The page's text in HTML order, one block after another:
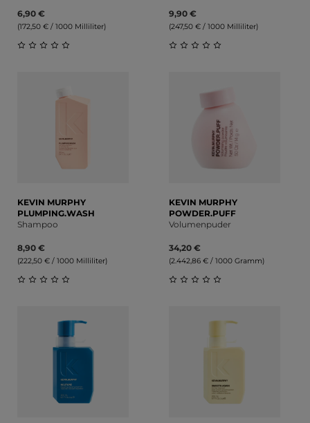
6,90 €
(172,50 € / 1000 Milliliter)
9,90 €
(247,50 € / 1000 Milliliter)
KEVIN MURPHY
PLUMPING.WASH
Shampoo
8,90 €
(222,50 € / 1000 Milliliter)
KEVIN MURPHY
POWDER.PUFF
Volumenpuder
34,20 €
(2.442,86 € / 1000 Gramm)